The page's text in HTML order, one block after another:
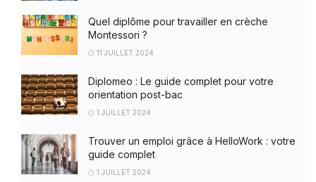
Quel diplôme pour travailler en crèche
Montessori ?
11 JUILLET 2024
Diplomeo : Le guide complet pour votre
orientation post-bac
1 JUILLET 2024
Trouver un emploi grâce à HelloWork : votre
guide complet
1 JUILLET 2024